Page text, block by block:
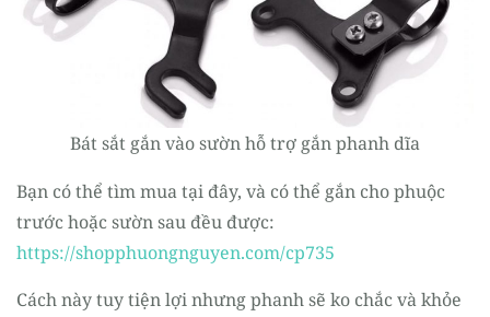
Bát sắt gắn vào sườn hỗ trợ gắn phanh dĩa
Bạn có thể tìm mua tại đây, và có thể gắn cho phuộc
trước hoặc sườn sau đều được:
https://shopphuongnguyen.com/cp735
Cách này tuy tiện lợi nhưng phanh sẽ ko chắc và khỏe